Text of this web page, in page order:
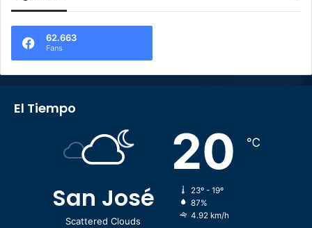
62.663
Fans
El Tiempo
San José
Scattered Clouds
20 ℃
23º - 19º
87%
4.92 km/h